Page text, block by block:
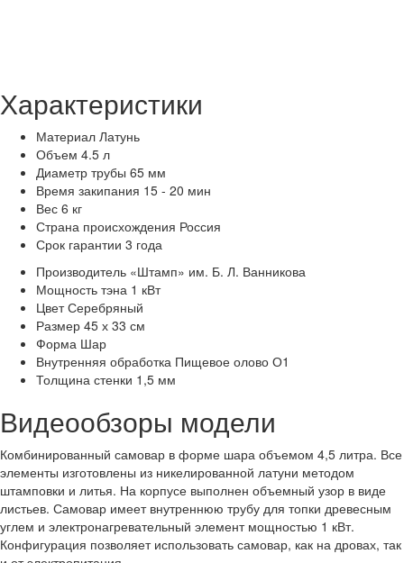
Характеристики
Материал Латунь
Объем 4.5 л
Диаметр трубы 65 мм
Время закипания 15 - 20 мин
Вес 6 кг
Страна происхождения Россия
Срок гарантии 3 года
Производитель «Штамп» им. Б. Л. Ванникова
Мощность тэна 1 кВт
Цвет Серебряный
Размер 45 х 33 см
Форма Шар
Внутренняя обработка Пищевое олово О1
Толщина стенки 1,5 мм
Видеообзоры модели
Комбинированный самовар в форме шара объемом 4,5 литра. Все
элементы изготовлены из никелированной латуни методом
штамповки и литья. На корпусе выполнен объемный узор в виде
листьев. Самовар имеет внутреннюю трубу для топки древесным
углем и электронагревательный элемент мощностью 1 кВт.
Конфигурация позволяет использовать самовар, как на дровах, так